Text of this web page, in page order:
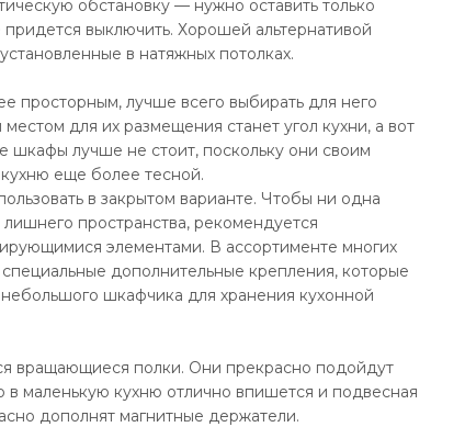
обстановку — нужно оставить только
выключить. Хорошей альтернативой
в натяжных потолках.
просторным, лучше всего выбирать для него
для их размещения станет угол кухни, а вот
шкафы лучше не стоит, поскольку они своим
еще более тесной.
в закрытом варианте. Чтобы ни одна
пространства, рекомендуется
элементами. В ассортименте многих
дополнительные крепления, которые
шкафчика для хранения кухонной
вращающиеся полки. Они прекрасно подойдут
в маленькую кухню отлично впишется и подвесная
дополнят магнитные держатели.